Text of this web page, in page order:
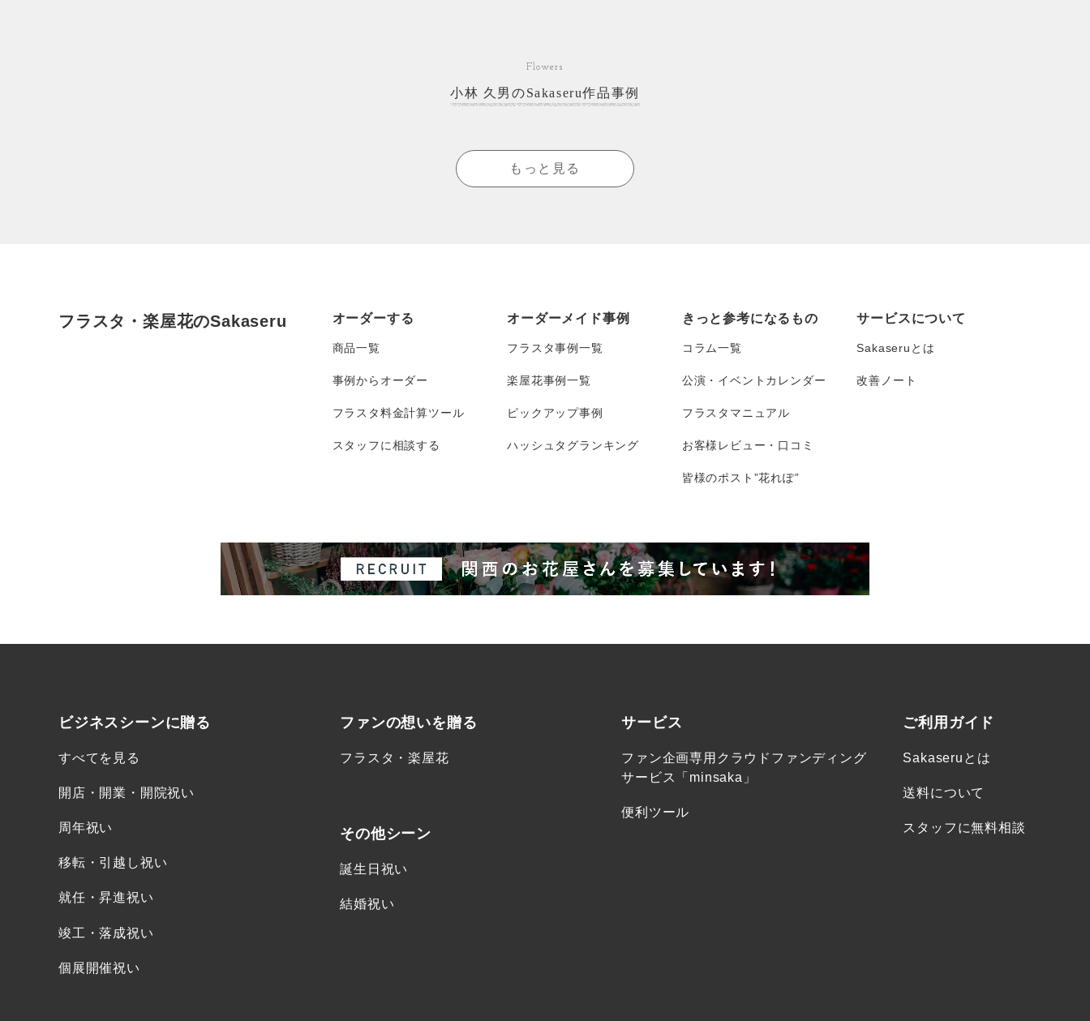
Flowers
小林 久男のSakaseru作品事例
もっと見る
フラスタ・楽屋花のSakaseru オーダーする
商品一覧
事例からオーダー
フラスタ料金計算ツール
スタッフに相談する
オーダーメイド事例
フラスタ事例一覧
楽屋花事例一覧
ピックアップ事例
ハッシュタグランキング
きっと参考になるもの
コラム一覧
公演・イベントカレンダー
フラスタマニュアル
お客様レビュー・口コミ
皆様のポスト”花れぽ”
サービスについて
Sakaseruとは
改善ノート
ビジネスシーンに贈る
すべてを見る
開店・開業・開院祝い
周年祝い
移転・引越し祝い
就任・昇進祝い
竣工・落成祝い
個展開催祝い
ファンの想いを贈る
フラスタ・楽屋花
その他シーン
誕生日祝い
結婚祝い
サービス
ファン企画専用クラウドファンディング
サービス「minsaka」
便利ツール
ご利用ガイド
Sakaseruとは
送料について
スタッフに無料相談